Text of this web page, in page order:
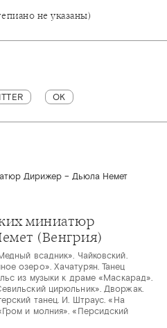
не указаны)
OK
миниатюр
(Венгрия)
всадник». Чайковский.
озеро». Хачатурян. Танец
из музыки к драме «Маскарад».
цирюльник». Дворжак.
танец. И. Штраус. «На
и молния». «Персидский